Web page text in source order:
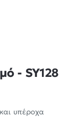
- SY128
υπέροχα